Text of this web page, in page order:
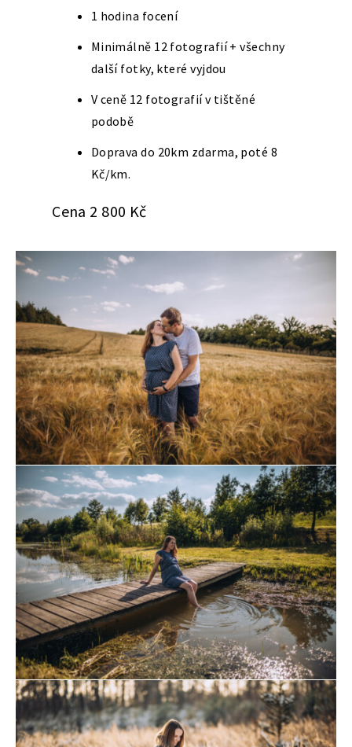
1 hodina focení
Minimálně 12 fotografií + všechny
další fotky, které vyjdou
V ceně 12 fotografií v tištěné
podobě
Doprava do 20km zdarma, poté 8
Kč/km.
Cena 2 800 Kč